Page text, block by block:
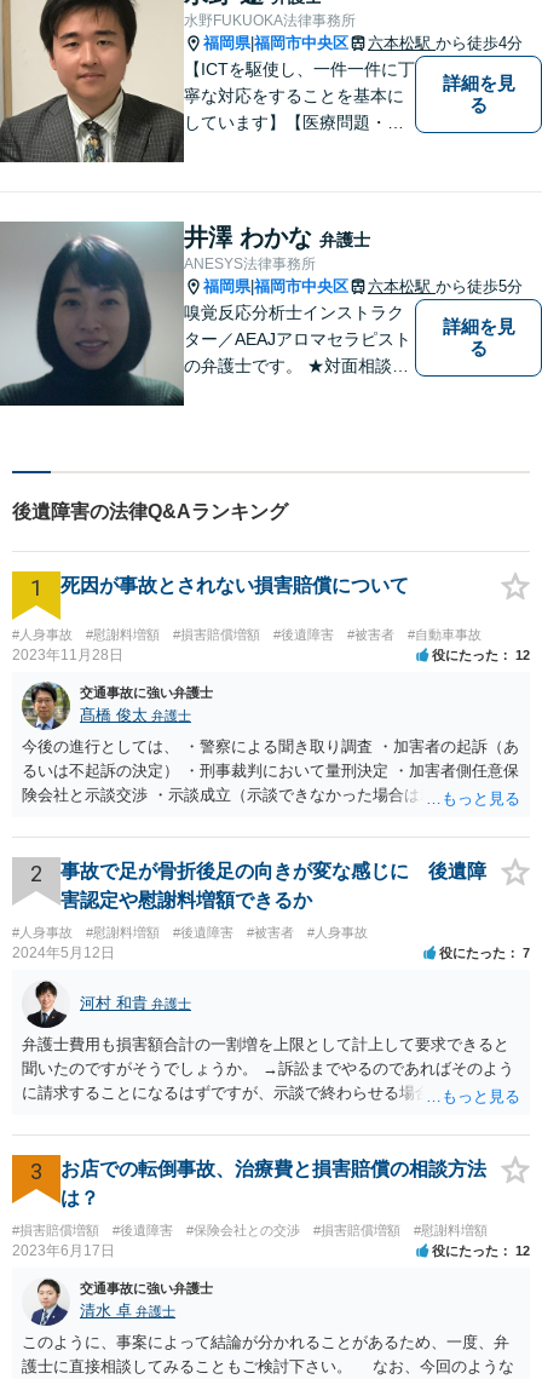
す。 些細なことでも、お気軽
にご相談下さい。
水野FUKUOKA法律事務所
福岡県|福岡市中央区 六本松駅 から徒歩4分
【ICTを駆使し、一件一件に丁
寧な対応をすることを基本に
しています】【医療問題・交
応】【遠隔地からのご依頼・
ご相談歓迎】あなたのために
全力で事件と向き合います！
詳細を見
る
井澤 わかな 弁護士
ANESYS法律事務所
福岡県|福岡市中央区 六本松駅 から徒歩5分
嗅覚反応分析士インストラク
ター／AEAJアロマセラピスト
の弁護士です。 ★対面相談が
日／夜間も、時間帯等によっ
て対応可です ★法テラス利用
は、一応可能です
詳細を見
る
後遺障害の法律Q&Aランキング
1 死因が事故とされない損害賠償について
#人身事故 #慰謝料増額 #損害賠償増額 #後遺障害 #被害者 #自動車事故
2023年11月28日 役にたった 12
交通事故に強い弁護士
髙橋 俊太 弁護士
今後の進行としては、 ・警察による聞き取り調査 ・加害者の起訴（あ
るいは不起訴の決定） ・刑事裁判において量刑決定 ・加害者側任意保
険会社と示談交渉 ・示談成立（示談できなかった場合は裁判） となり
加害者に対する処罰感情など尋ねられるはずですので、率直にお答え
になるとよいと思います。
2
事故で足が骨折後足の向きが変な感じに 後遺障
害認定や慰謝料増額できるか
#人身事故 #慰謝料増額 #後遺障害 #被害者 #人身事故
2024年5月12日 役にたった 7
河村 和貴 弁護士
弁護士費用も損害額合計の一割増を上限として計上して要求できると
聞いたのですがそうでしょうか。 →訴訟までやるのであればそのよう
に請求することになるはずですが、示談で終わらせる場合には、そこ
ならほとんど充足できるか多くが返ってくるイメージなので頼むのも
いいかなと思うのですが。 →LAC基準でもそうかもしれませんし、交
通事故事案ではより定額の費用としている法律事務所も多いように思
います。費用面も含めて、弁護士さんを検討してみるとよいかもしれ
ませんね。 かなり具体的な話も多くなっているので、法律事務所に問
い合わせてみるとよいと思います。
3
お店での転倒事故、治療費と損害賠償の相談方法
は？
#損害賠償増額 #後遺障害 #保険会社との交渉 #損害賠償増額 #慰謝料増額
2023年6月17日 役にたった 12
交通事故に強い弁護士
清水 卓 弁護士
このように、事案によって結論が分かれることがあるため、一度、弁
護士に直接相談してみることもご検討下さい。 なお、今回のような